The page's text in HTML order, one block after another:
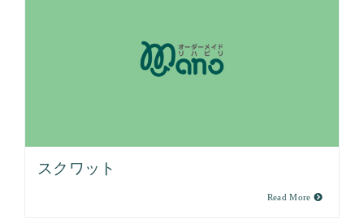
スクワット
Read More